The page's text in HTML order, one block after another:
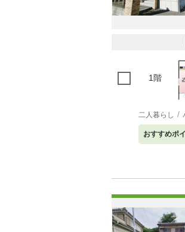
1階
二人暮らし
おすすめポ